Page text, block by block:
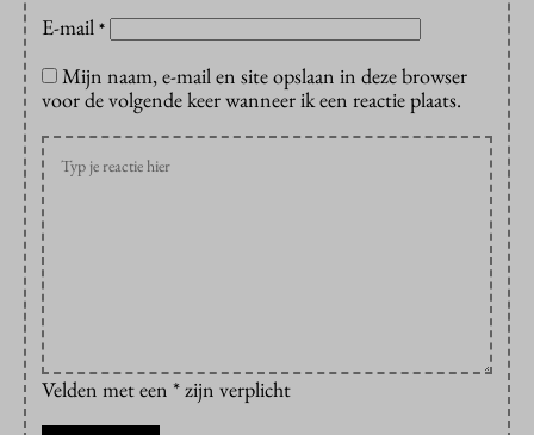
E-mail *
Mijn naam, e-mail en site opslaan in deze browser
voor de volgende keer wanneer ik een reactie plaats.
Velden met een * zijn verplicht